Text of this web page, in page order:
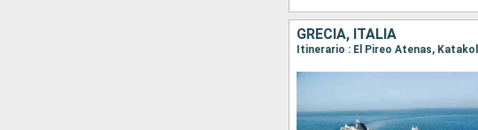
GRECIA, ITALIA
Itinerario : El Pireo Atenas,